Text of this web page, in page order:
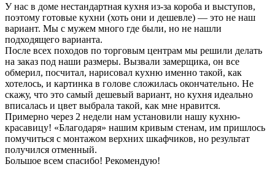
У нас в доме нестандартная кухня из-за короба и выступов,
поэтому готовые кухни (хоть они и дешевле) — это не наш
вариант. Мы с мужем много где были, но не нашли
подходящего варианта.
После всех походов по торговым центрам мы решили делать
на заказ под наши размеры. Вызвали замерщика, он все
обмерил, посчитал, нарисовал кухню именно такой, как
хотелось, и картинка в голове сложилась окончательно. Не
скажу, что это самый дешевый вариант, но кухня идеально
вписалась и цвет выбрала такой, как мне нравится.
Примерно через 2 недели нам установили нашу кухню-
красавицу! «Благодаря» нашим кривым стенам, им пришлось
помучиться с монтажом верхних шкафчиков, но результат
получился отменный.
Большое всем спасибо! Рекомендую!